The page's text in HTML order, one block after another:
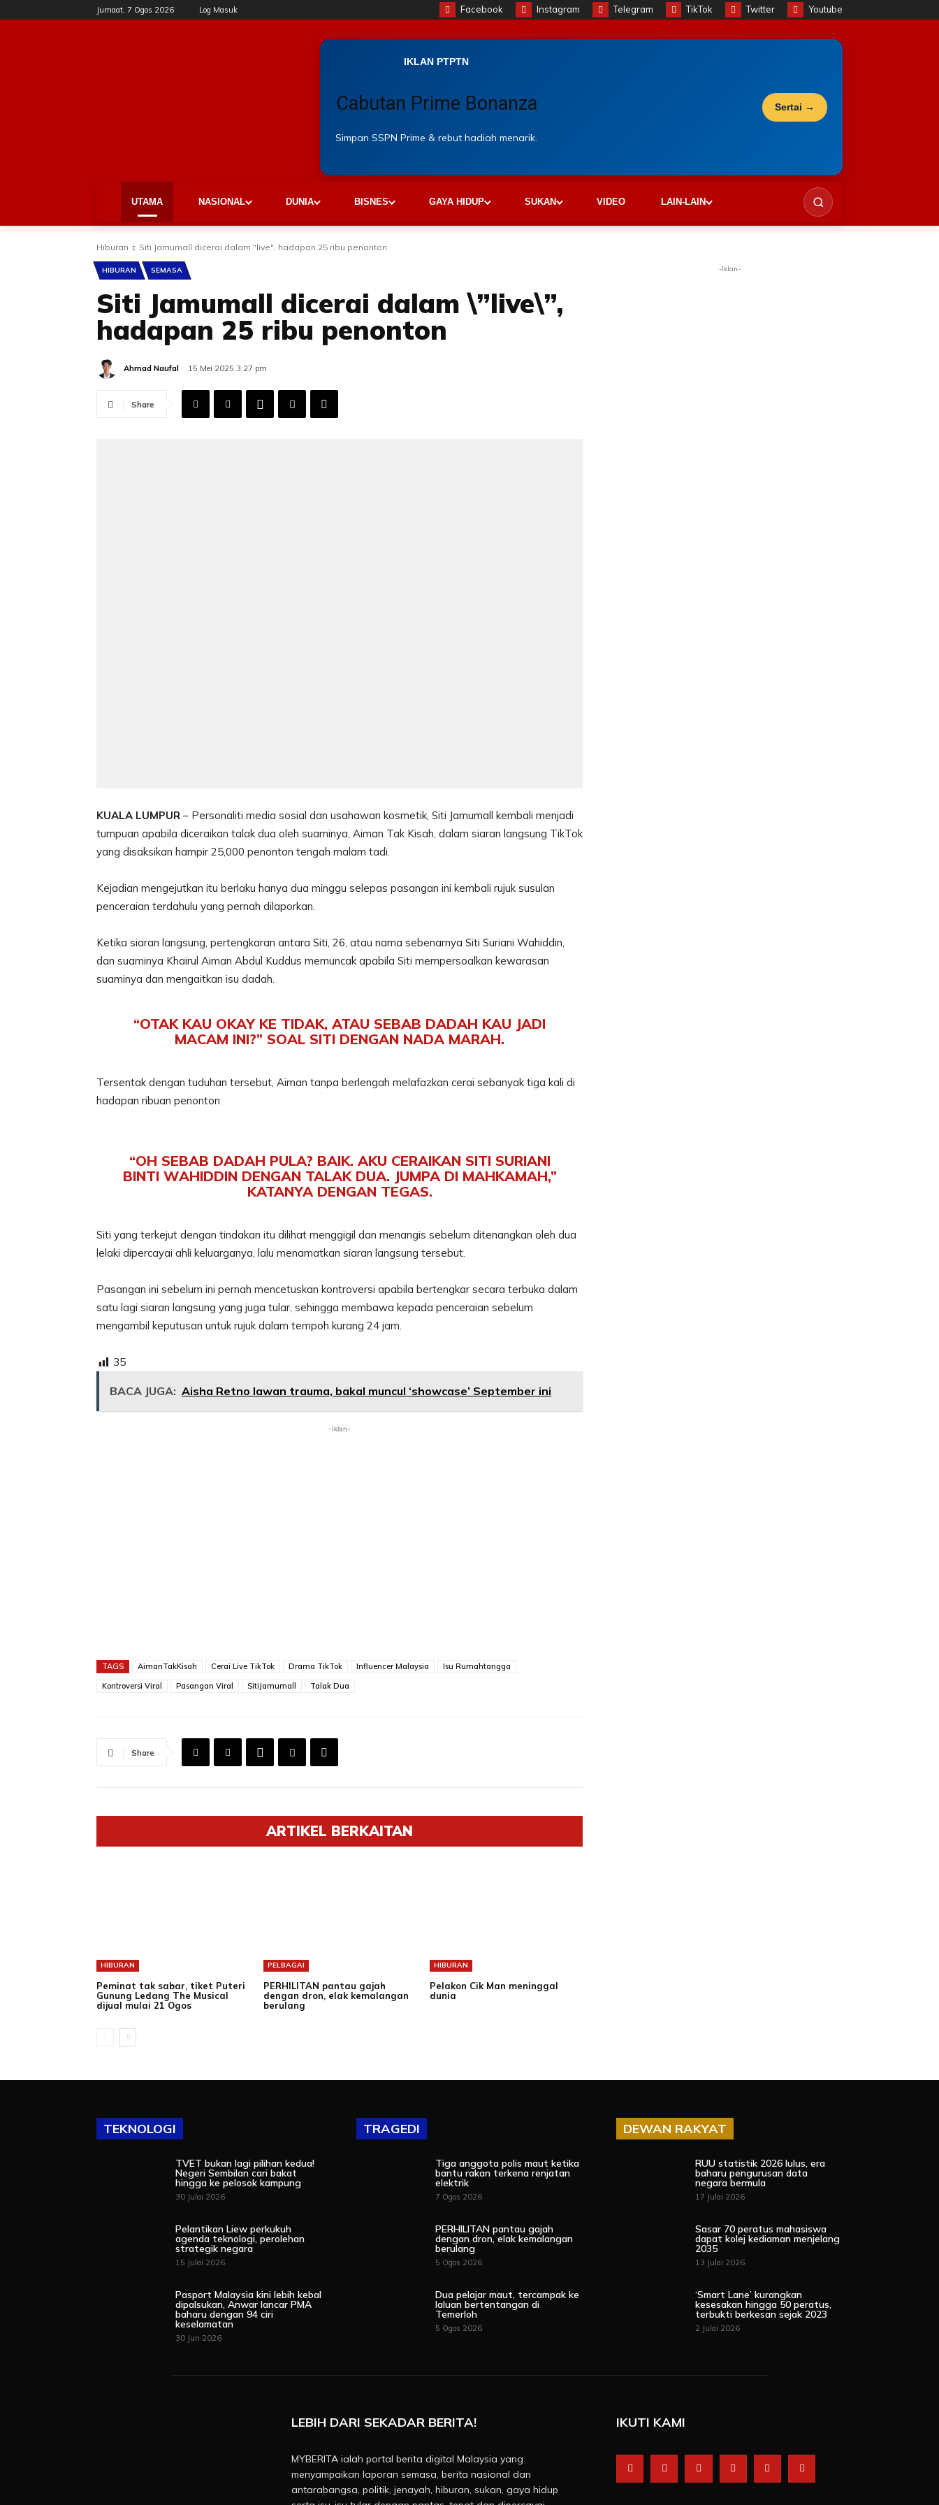
Jumaat, 7 Ogos 2026 Log Masuk Facebook Instagram Telegram TikTok Twitter Youtube
IKLAN PTPTN
Cabutan Prime Bonanza
Simpan SSPN Prime & rebut hadiah menarik.
Sertai →
UTAMA NASIONAL DUNIA BISNES GAYA HIDUP SUKAN VIDEO LAIN-LAIN
Hiburan Siti Jamumall dicerai dalam "live", hadapan 25 ribu penonton
HIBURAN SEMASA
Siti Jamumall dicerai dalam \”live\”,
hadapan 25 ribu penonton
Ahmad Naufal 15 Mei 2025 3:27 pm
Share
KUALA LUMPUR – Personaliti media sosial dan usahawan kosmetik, Siti Jamumall kembali menjadi
tumpuan apabila diceraikan talak dua oleh suaminya, Aiman Tak Kisah, dalam siaran langsung TikTok
yang disaksikan hampir 25,000 penonton tengah malam tadi.
Kejadian mengejutkan itu berlaku hanya dua minggu selepas pasangan ini kembali rujuk susulan
penceraian terdahulu yang pernah dilaporkan.
Ketika siaran langsung, pertengkaran antara Siti, 26, atau nama sebenarnya Siti Suriani Wahiddin,
dan suaminya Khairul Aiman Abdul Kuddus memuncak apabila Siti mempersoalkan kewarasan
suaminya dan mengaitkan isu dadah.
“OTAK KAU OKAY KE TIDAK, ATAU SEBAB DADAH KAU JADI
MACAM INI?” SOAL SITI DENGAN NADA MARAH.
Tersentak dengan tuduhan tersebut, Aiman tanpa berlengah melafazkan cerai sebanyak tiga kali di
hadapan ribuan penonton
“OH SEBAB DADAH PULA? BAIK. AKU CERAIKAN SITI SURIANI
BINTI WAHIDDIN DENGAN TALAK DUA. JUMPA DI MAHKAMAH,”
KATANYA DENGAN TEGAS.
Siti yang terkejut dengan tindakan itu dilihat menggigil dan menangis sebelum ditenangkan oleh dua
lelaki dipercayai ahli keluarganya, lalu menamatkan siaran langsung tersebut.
Pasangan ini sebelum ini pernah mencetuskan kontroversi apabila bertengkar secara terbuka dalam
satu lagi siaran langsung yang juga tular, sehingga membawa kepada penceraian sebelum
mengambil keputusan untuk rujuk dalam tempoh kurang 24 jam.
35
BACA JUGA: Aisha Retno lawan trauma, bakal muncul ‘showcase’ September ini
-Iklan-
TAGS AimanTakKisah Cerai Live TikTok Drama TikTok Influencer Malaysia
Isu Rumahtangga
Kontroversi Viral
Pasangan Viral SitiJamumall Talak Dua
Share
ARTIKEL BERKAITAN
HIBURAN
Peminat tak sabar, tiket Puteri
Gunung Ledang The Musical
dijual mulai 21 Ogos
PELBAGAI
PERHILITAN pantau gajah
dengan dron, elak kemalangan
berulang
HIBURAN
Pelakon Cik Man meninggal
dunia
-Iklan-
TEKNOLOGI
TVET bukan lagi pilihan kedua!
Negeri Sembilan cari bakat
hingga ke pelosok kampung
30 Julai 2026
Pelantikan Liew perkukuh
agenda teknologi, perolehan
strategik negara
15 Julai 2026
Pasport Malaysia kini lebih kebal
dipalsukan, Anwar lancar PMA
baharu dengan 94 ciri
keselamatan
30 Jun 2026
TRAGEDI
Tiga anggota polis maut ketika
bantu rakan terkena renjatan
elektrik
7 Ogos 2026
PERHILITAN pantau gajah
dengan dron, elak kemalangan
berulang
5 Ogos 2026
Dua pelajar maut, tercampak ke
laluan bertentangan di
Temerloh
5 Ogos 2026
DEWAN RAKYAT
RUU statistik 2026 lulus, era
baharu pengurusan data
negara bermula
17 Julai 2026
Sasar 70 peratus mahasiswa
dapat kolej kediaman menjelang
2035
13 Julai 2026
‘Smart Lane’ kurangkan
kesesakan hingga 50 peratus,
terbukti berkesan sejak 2023
2 Julai 2026
LEBIH DARI SEKADAR BERITA!
MYBERITA ialah portal berita digital Malaysia yang
menyampaikan laporan semasa, berita nasional dan
antarabangsa, politik, jenayah, hiburan, sukan, gaya hidup
IKUTI KAMI